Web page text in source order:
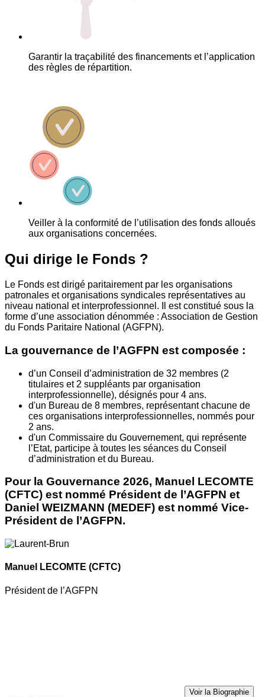
Garantir la traçabilité des financements et l’application
des règles de répartition.
Veiller à la conformité de l’utilisation des fonds alloués
aux organisations concernées.
Qui dirige le Fonds ?
Le Fonds est dirigé paritairement par les organisations
patronales et organisations syndicales représentatives au
niveau national et interprofessionnel. Il est constitué sous la
forme d’une association dénommée : Association de Gestion
du Fonds Paritaire National (AGFPN).
La gouvernance de l’AGFPN est composée :
d’un Conseil d’administration de 32 membres (2
titulaires et 2 suppléants par organisation
interprofessionnelle), désignés pour 4 ans.
d'un Bureau de 8 membres, représentant chacune de
ces organisations interprofessionnelles, nommés pour
2 ans.
d'un Commissaire du Gouvernement, qui représente
l’Etat, participe à toutes les séances du Conseil
d’administration et du Bureau.
Pour la Gouvernance 2026, Manuel LECOMTE
(CFTC) est nommé Président de l’AGFPN et
Daniel WEIZMANN (MEDEF) est nommé Vice-
Président de l’AGFPN.
Manuel LECOMTE (CFTC)
Président de l’AGFPN
Voir la Biographie